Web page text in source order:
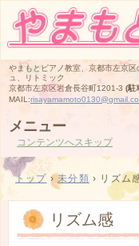
やまもとピアノ教室、京都市左京
ュ、リトミック
京都市左京区岩倉長谷町1201-3 (駐
MAIL:
メニュー
コンテンツへスキップ
トップ › 未分類 › リズム
リズム感